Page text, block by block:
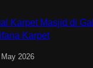
Karpet Masjid di
Karpet
May 2026